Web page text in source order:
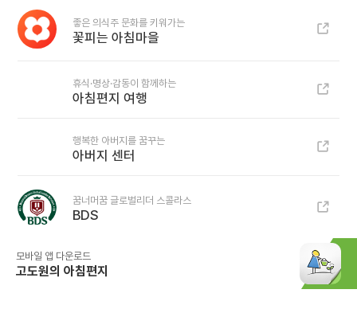
좋은 의식주 문화를 키워가는
꽃피는 아침마을
휴식·명상·감동이 함께하는
아침편지 여행
행복한 아버지를 꿈꾸는
아버지 센터
꿈너머꿈 글로벌리더 스콜라스
BDS
모바일 앱 다운로드
고도원의 아침편지